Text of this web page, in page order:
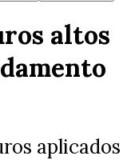
altos
aplicados